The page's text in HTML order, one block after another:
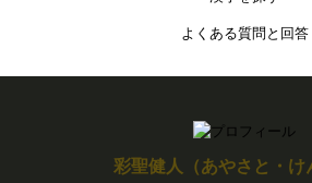
よくある質問と回答
彩聖健人（あやさと・け